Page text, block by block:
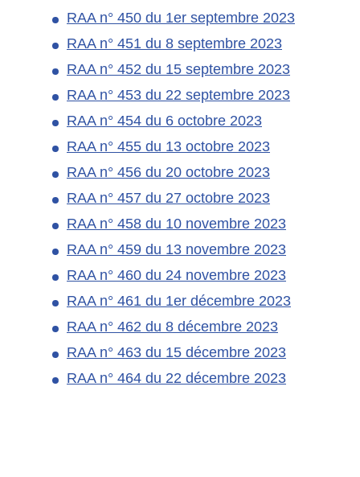
RAA n° 450 du 1er septembre 2023
RAA n° 451 du 8 septembre 2023
RAA n° 452 du 15 septembre 2023
RAA n° 453 du 22 septembre 2023
RAA n° 454 du 6 octobre 2023
RAA n° 455 du 13 octobre 2023
RAA n° 456 du 20 octobre 2023
RAA n° 457 du 27 octobre 2023
RAA n° 458 du 10 novembre 2023
RAA n° 459 du 13 novembre 2023
RAA n° 460 du 24 novembre 2023
RAA n° 461 du 1er décembre 2023
RAA n° 462 du 8 décembre 2023
RAA n° 463 du 15 décembre 2023
RAA n° 464 du 22 décembre 2023